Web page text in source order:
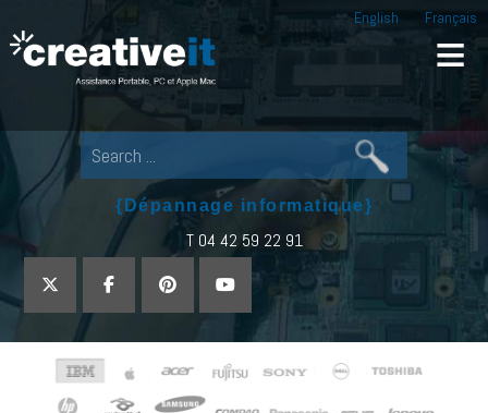
English Français
Creative IT
Pour tout dépannage informatique,
{Dépannage informatique}
T 04 42 59 22 91